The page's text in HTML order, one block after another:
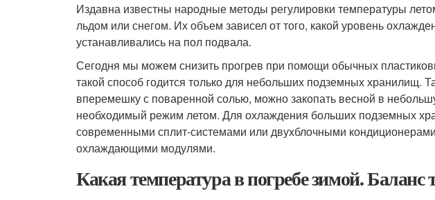
Издавна известны народные методы регулировки температуры
льдом или снегом. Их объем зависел от того, какой уровень
устанавливались на пол подвала.
Сегодня мы можем снизить прогрев при помощи обычных
такой способ годится только для небольших подземных хранилищ.
вперемешку с поваренной солью, можно закопать весной в
необходимый режим летом. Для охлаждения больших подземных
современными сплит-системами или двухблочными
охлаждающими модулями.
Какая температура в погребе зимой.